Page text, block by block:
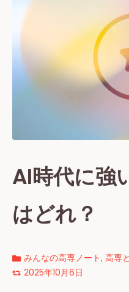
AI時代に強
はどれ？
みんなの高専ノート, 高専
2025年10月6日